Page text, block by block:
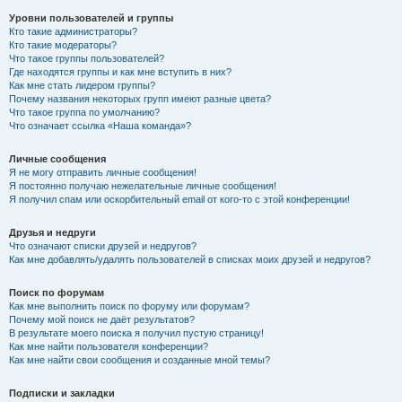
Уровни пользователей и группы
Кто такие администраторы?
Кто такие модераторы?
Что такое группы пользователей?
Где находятся группы и как мне вступить в них?
Как мне стать лидером группы?
Почему названия некоторых групп имеют разные цвета?
Что такое группа по умолчанию?
Что означает ссылка «Наша команда»?
Личные сообщения
Я не могу отправить личные сообщения!
Я постоянно получаю нежелательные личные сообщения!
Я получил спам или оскорбительный email от кого-то с этой конференции!
Друзья и недруги
Что означают списки друзей и недругов?
Как мне добавлять/удалять пользователей в списках моих друзей и недругов?
Поиск по форумам
Как мне выполнить поиск по форуму или форумам?
Почему мой поиск не даёт результатов?
В результате моего поиска я получил пустую страницу!
Как мне найти пользователя конференции?
Как мне найти свои сообщения и созданные мной темы?
Подписки и закладки